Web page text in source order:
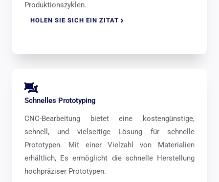
Produktionszyklen.
HOLEN SIE SICH EIN ZITAT
Schnelles Prototyping
CNC-Bearbeitung bietet eine kostengünstige,
schnell, und vielseitige Lösung für schnelle
Prototypen. Mit einer Vielzahl von Materialien
erhältlich, Es ermöglicht die schnelle Herstellung
hochpräziser Prototypen.